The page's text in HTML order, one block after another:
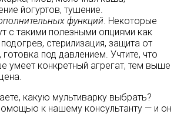
йогуртов, тушение.
функций . Некоторые
с такими полезными опциями как
подогрев, стерилизация, защита от
готовка под давлением. Учтите, что
умеет конкретный агрегат, тем выше
какую мультиварку выбрать?
к нашему консультанту — и он